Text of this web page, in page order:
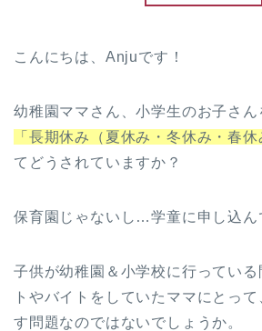
こんにちは、Anjuです！
幼稚園ママさん、小学生のお子さ
「長期休み（夏休み・冬休み・春
てどうされていますか？
保育園じゃないし…学童に申し込
子供が幼稚園＆小学校に行ってい
トやバイトをしていたママにとって
す問題なのではないでしょうか。